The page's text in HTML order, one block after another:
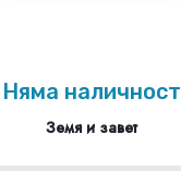
Няма наличност
Земя и завет